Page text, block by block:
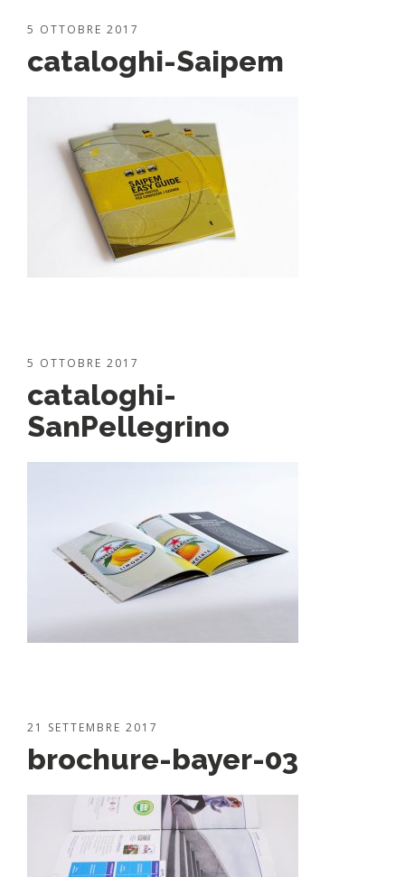
5 OTTOBRE 2017
cataloghi-Saipem
5 OTTOBRE 2017
cataloghi-
SanPellegrino
21 SETTEMBRE 2017
brochure-bayer-03